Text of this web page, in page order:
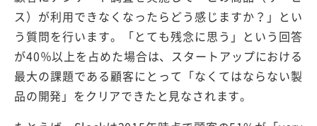
ス）が利用できなくなったらどう感じますか？」とい
う質問を行います。「とても残念に思う」という回答
が40％以上を占めた場合は、スタートアップにおける
最大の課題である顧客にとって「なくてはならない製
品の開発」をクリアできたと見なされます。